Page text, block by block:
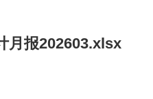
月报202603.xlsx